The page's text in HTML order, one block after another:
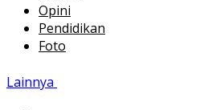
Opini
Pendidikan
Foto
Lainnya